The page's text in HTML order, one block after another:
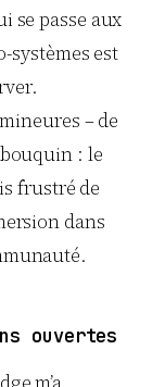
se passe aux
systèmes est
– de
: le
frustré de
dans
ouvertes